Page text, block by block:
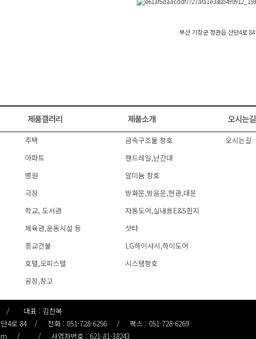
부산 기장군 정관읍 산단4로 84
제품갤러리
주택
아파트
병원
극장
학교, 도서관
체육관,운동시설 등
종교건물
호텔,오피스텔
공장,창고
제품소개
금속구조물 창호
핸드레일,난간대
알미늄 창호
방화문,방음문,현관,대문
자동도어,실내용E&S흰지
샷타
LG하이샤시,하이도어
시스템창호
오시는길
오시는길
/ 대표 : 김찬복
4로 84/ 전화 : 051-728-6256 / 팩스 : 051-728-6269
/ / 사업자번호 : 621-81-38243